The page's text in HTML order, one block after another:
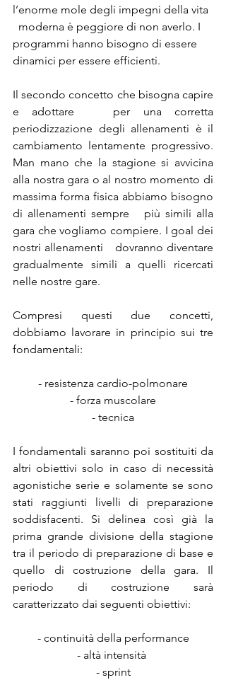
l’enorme mole degli impegni della vita
  moderna è peggiore di non averlo. I
programmi hanno bisogno di essere
dinamici per essere efficienti.
Il secondo concetto che bisogna capire
e adottare   per una corretta
periodizzazione degli allenamenti è il
cambiamento lentamente progressivo.
Man mano che la stagione si avvicina
alla nostra gara o al nostro momento di
massima forma fisica abbiamo bisogno
di allenamenti sempre   più simili alla
gara che vogliamo compiere. I goal dei
nostri allenamenti   dovranno diventare
gradualmente simili a quelli ricercati
nelle nostre gare.
Compresi questi due concetti,
dobbiamo lavorare in principio sui tre
fondamentali:
- resistenza cardio-polmonare
- forza muscolare
- tecnica
I fondamentali saranno poi sostituiti da
altri obiettivi solo in caso di necessità
agonistiche serie e solamente se sono
stati raggiunti livelli di preparazione
soddisfacenti. Si delinea così già la
prima grande divisione della stagione
tra il periodo di preparazione di base e
quello di costruzione della gara. Il
periodo di costruzione sarà
caratterizzato dai seguenti obiettivi:
- continuità della performance
- altà intensità
- sprint